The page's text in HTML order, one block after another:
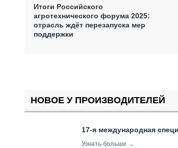
Итоги Российского
агротехнического форума 2025:
отрасль ждёт перезапуска мер
поддержки
НОВОЕ У ПРОИЗВОДИТЕЛЕЙ
17-я международная
Узнать больше →